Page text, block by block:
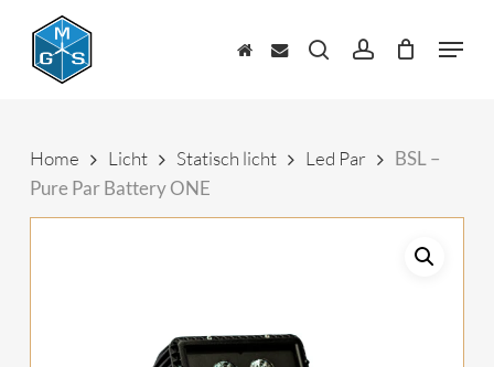
content
zoekenaccount Menu
Home Licht Statisch licht Led Par
BSL –
Pure Par Battery ONE